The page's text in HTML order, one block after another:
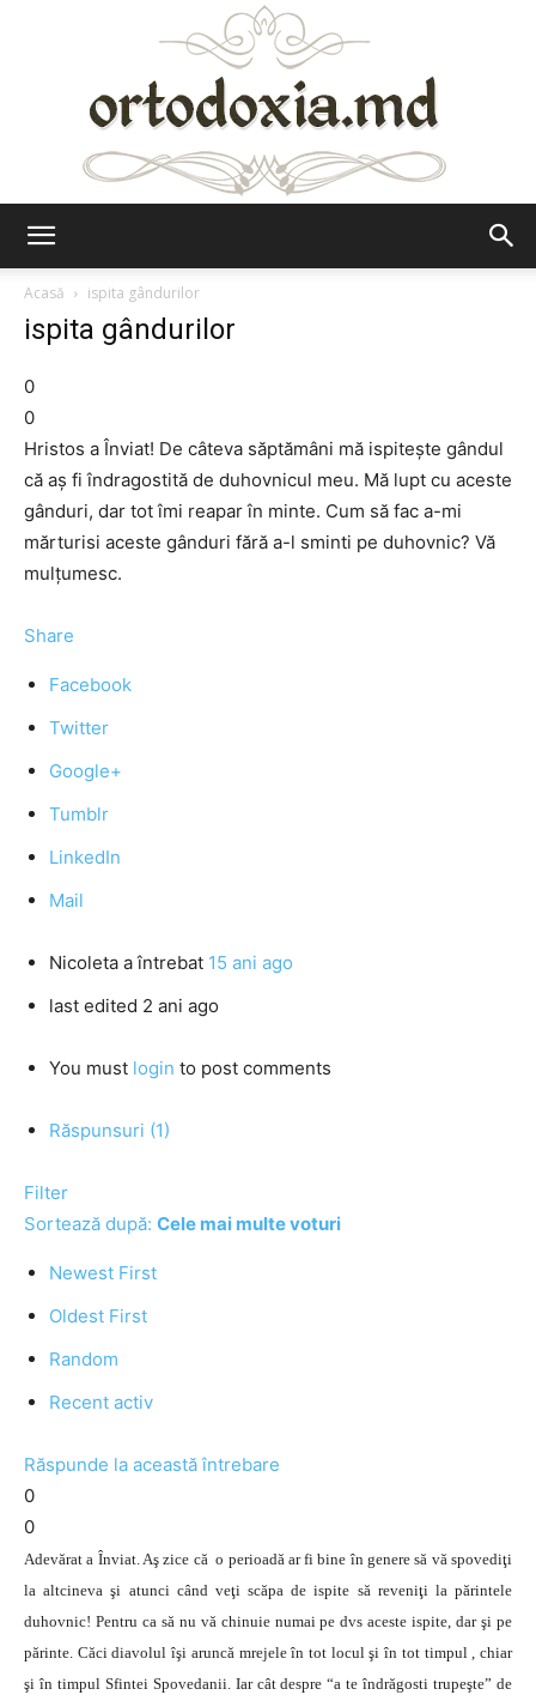
Acasă
ispita gândurilor
ispita gândurilor
0
0
Hristos a Înviat! De câteva săptămâni mă ispiteşte gândul
că aş fi îndragostită de duhovnicul meu. Mă lupt cu aceste
gânduri, dar tot îmi reapar în minte. Cum să fac a-mi
mărturisi aceste gânduri fără a-l sminti pe duhovnic? Vă
mulţumesc.
Share
Facebook
Twitter
Google+
Tumblr
LinkedIn
Mail
Nicoleta a întrebat 15 ani ago
last edited 2 ani ago
You must login to post comments
Răspunsuri (1)
Filter
Sortează după: Cele mai multe voturi
Newest First
Oldest First
Random
Recent activ
Răspunde la această întrebare
0
0
Adevărat a Înviat. Aş zice că o perioadă ar fi bine în genere să vă spovediţi
la altcineva şi atunci când veţi scăpa de ispite să reveniţi la părintele
duhovnic! Pentru ca să nu vă chinuie numai pe dvs aceste ispite, dar şi pe
părinte. Căci diavolul îşi aruncă mrejele în tot locul şi în tot timpul , chiar
şi în timpul Sfintei Spovedanii. Iar cât despre “a te îndrăgosti trupeşte” de